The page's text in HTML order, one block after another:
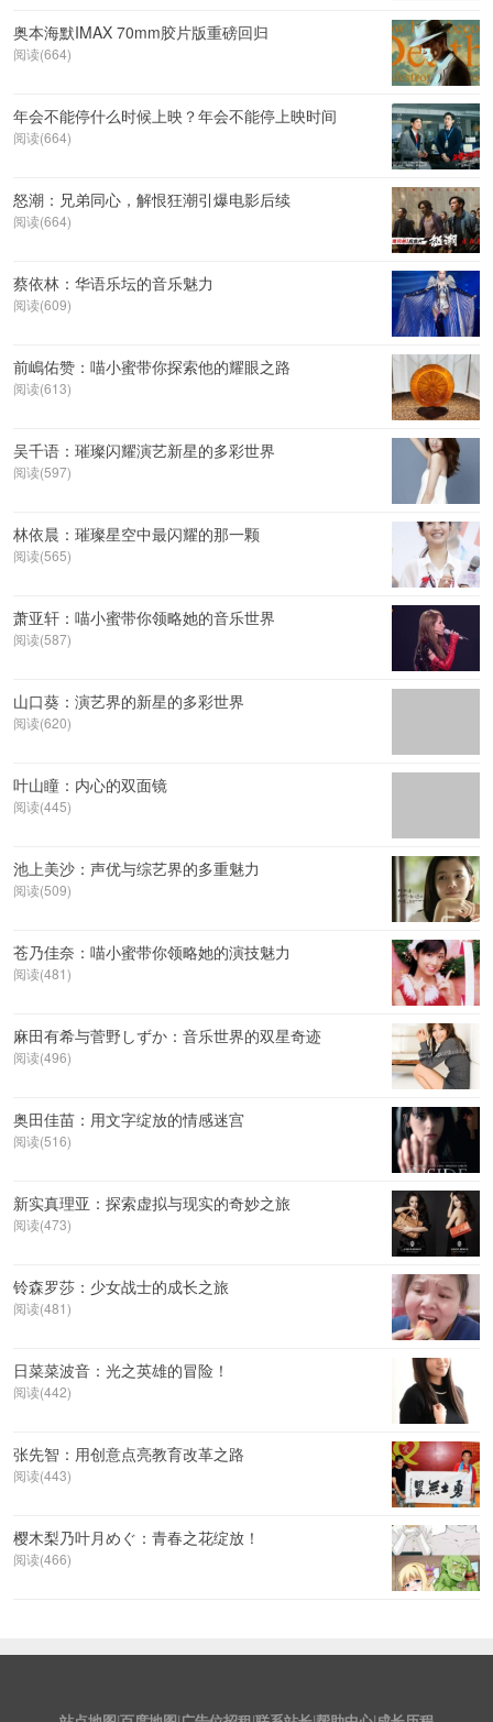
奥本海默IMAX 70mm胶片版重磅回归
阅读(664)
年会不能停什么时候上映？年会不能停上映时间
阅读(664)
怒潮：兄弟同心，解恨狂潮引爆电影后续
阅读(664)
蔡依林：华语乐坛的音乐魅力
阅读(609)
前嶋佑赞：喵小蜜带你探索他的耀眼之路
阅读(613)
吴千语：璀璨闪耀演艺新星的多彩世界
阅读(597)
林依晨：璀璨星空中最闪耀的那一颗
阅读(565)
萧亚轩：喵小蜜带你领略她的音乐世界
阅读(587)
山口葵：演艺界的新星的多彩世界
阅读(620)
叶山瞳：内心的双面镜
阅读(445)
池上美沙：声优与综艺界的多重魅力
阅读(509)
苍乃佳奈：喵小蜜带你领略她的演技魅力
阅读(481)
麻田有希与菅野しずか：音乐世界的双星奇迹
阅读(496)
奥田佳苗：用文字绽放的情感迷宫
阅读(516)
新实真理亚：探索虚拟与现实的奇妙之旅
阅读(473)
铃森罗莎：少女战士的成长之旅
阅读(481)
日菜菜波音：光之英雄的冒险！
阅读(442)
张先智：用创意点亮教育改革之路
阅读(443)
樱木梨乃叶月めぐ：青春之花绽放！
阅读(466)